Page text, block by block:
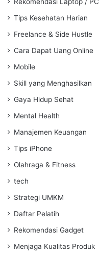
Tips Kesehatan Harian
Freelance & Side Hustle
Cara Dapat Uang Online
Mobile
Skill yang Menghasilkan
Gaya Hidup Sehat
Mental Health
Manajemen Keuangan
Tips iPhone
Olahraga & Fitness
tech
Strategi UMKM
Daftar Pelatih
Rekomendasi Gadget
Menjaga Kualitas Produk